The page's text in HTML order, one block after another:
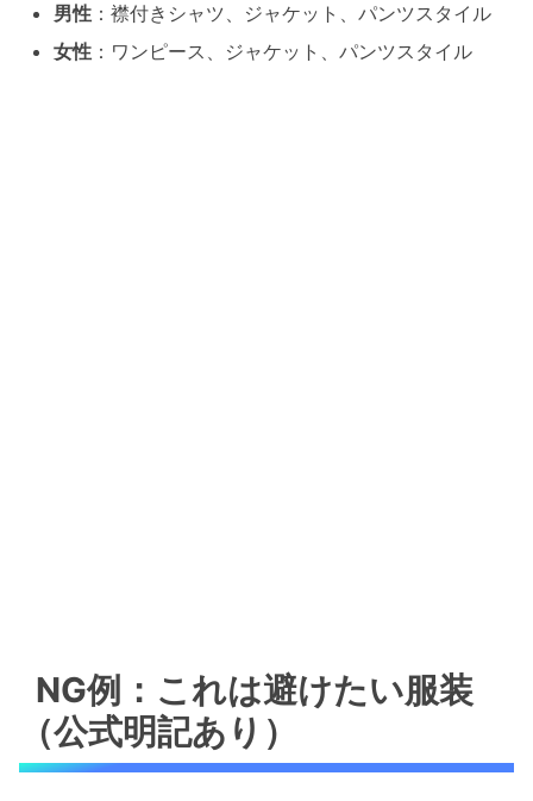
男性 ：襟付きシャツ、ジャケット、パンツスタイル
女性 ：ワンピース、ジャケット、パンツスタイル
NG例：これは避けたい服装
（公式明記あり）